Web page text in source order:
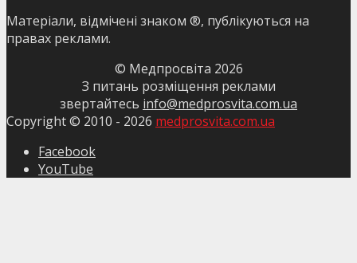
Матеріали, відмічені знаком ®, публікуються на
правах реклами.
© Медпросвіта 2026
З питань розміщення реклами
звертайтесь info@medprosvita.com.ua
Copyright © 2010 - 2026 medprosvita.com.ua
Facebook
YouTube